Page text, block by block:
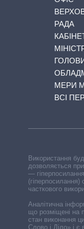
РАДА
МЕРИ
ВСІ
Використання
дозволяється
—
(гіперпосилання)
часткового
Аналітична
що розміщені на
стан виконання
Слово і Діло» і